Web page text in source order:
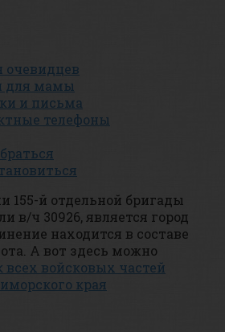
очевидцев
для мамы
и письма
телефоны
155-й отдельной бригады
в/ч 30926, является город
находится в составе
А вот здесь можно
всех войсковых частей
края